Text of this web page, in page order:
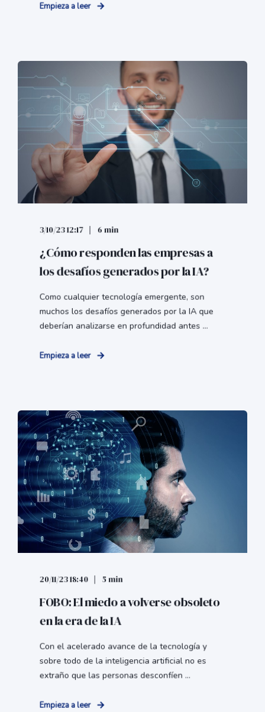
Empieza a leer
3/10/23 12:17 6 min
¿Cómo responden las empresas a
los desafíos generados por la IA?
Como cualquier tecnología emergente, son
muchos los desafíos generados por la IA que
deberían analizarse en profundidad antes ...
Empieza a leer
20/11/23 18:40 5 min
FOBO: El miedo a volverse obsoleto
en la era de la IA
Con el acelerado avance de la tecnología y
sobre todo de la inteligencia artificial no es
extraño que las personas desconfíen ...
Empieza a leer